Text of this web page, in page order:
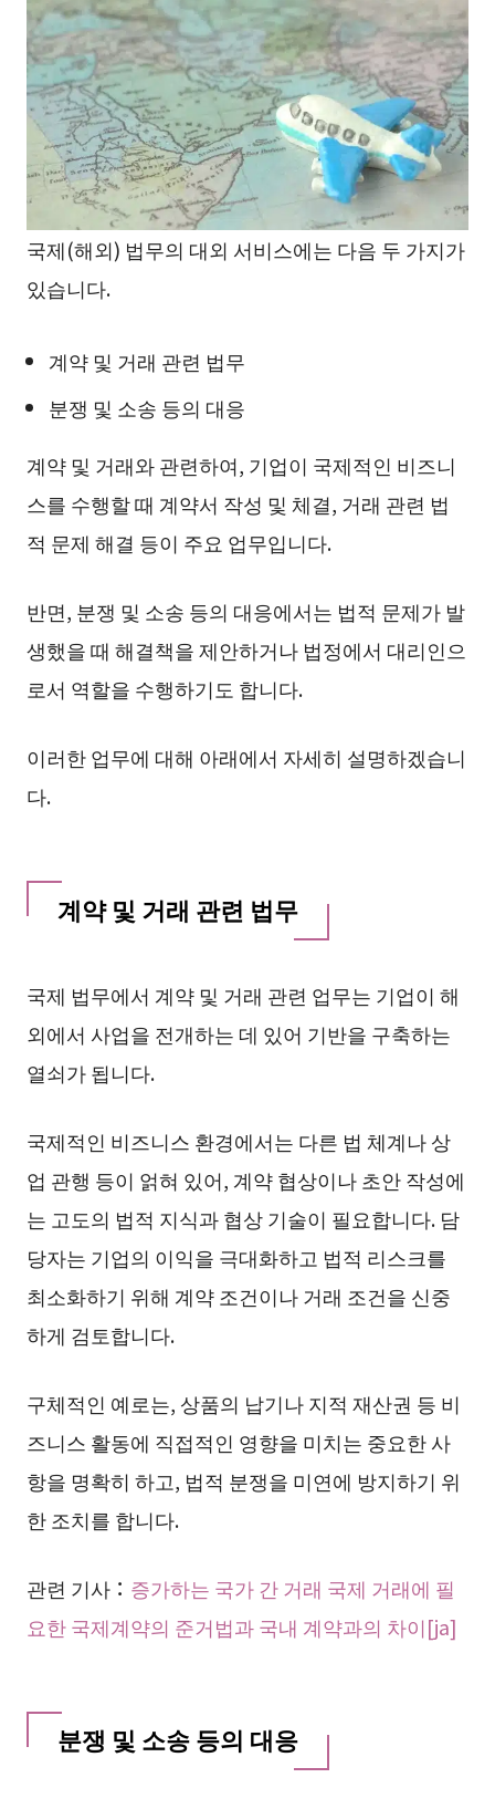
국제(해외) 법무의 대외 서비스에는 다음 두 가지가
있습니다.
계약 및 거래 관련 법무
분쟁 및 소송 등의 대응
계약 및 거래와 관련하여, 기업이 국제적인 비즈니
스를 수행할 때 계약서 작성 및 체결, 거래 관련 법
적 문제 해결 등이 주요 업무입니다.
반면, 분쟁 및 소송 등의 대응에서는 법적 문제가 발
생했을 때 해결책을 제안하거나 법정에서 대리인으
로서 역할을 수행하기도 합니다.
이러한 업무에 대해 아래에서 자세히 설명하겠습니
다.
계약 및 거래 관련 법무
국제 법무에서 계약 및 거래 관련 업무는 기업이 해
외에서 사업을 전개하는 데 있어 기반을 구축하는
열쇠가 됩니다.
국제적인 비즈니스 환경에서는 다른 법 체계나 상
업 관행 등이 얽혀 있어, 계약 협상이나 초안 작성에
는 고도의 법적 지식과 협상 기술이 필요합니다. 담
당자는 기업의 이익을 극대화하고 법적 리스크를
최소화하기 위해 계약 조건이나 거래 조건을 신중
하게 검토합니다.
구체적인 예로는, 상품의 납기나 지적 재산권 등 비
즈니스 활동에 직접적인 영향을 미치는 중요한 사
항을 명확히 하고, 법적 분쟁을 미연에 방지하기 위
한 조치를 합니다.
관련 기사： 증가하는 국가 간 거래 국제 거래에 필
요한 국제계약의 준거법과 국내 계약과의 차이[ja]
분쟁 및 소송 등의 대응